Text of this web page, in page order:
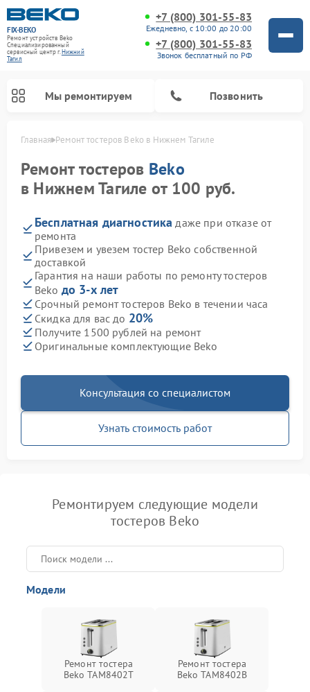
FIX-BEKO
Ремонт устройств Beko
Специализированный
cервисный центр г.Нижний
Тагил
+7 (800) 301-55-83
Ежедневно, с 10:00 до 20:00
+7 (800) 301-55-83
Звонок бесплатный по РФ
Мы ремонтируем Позвонить
Главная Ремонт тостеров Beko в Нижнем Тагиле
Ремонт тостеров Beko
в Нижнем Тагиле от 100 руб.
Бесплатная диагностика даже при отказе от
ремонта
Привезем и увезем тостер Beko собственной
доставкой
Гарантия на наши работы по ремонту тостеров
Beko до 3-х лет
Срочный ремонт тостеров Beko в течении часа
Скидка для вас до 20%
Получите 1500 рублей на ремонт
Оригинальные комплектующие Beko
Консультация со специалистом
Узнать стоимость работ
Ремонтируем следующие модели
тостеров Beko
Модели
Ремонт тостера
Beko TAM8402T
Ремонт тостера
Beko TAM8402B